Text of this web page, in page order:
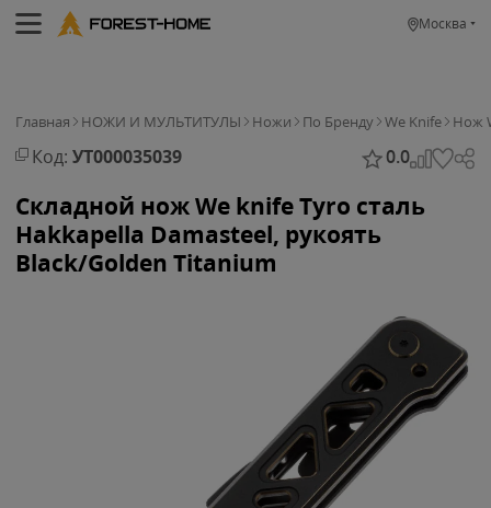
Москва
Главная НОЖИ И МУЛЬТИТУЛЫ Ножи По Бренду We Knife Нож
Код: УТ000035039 0.0
Складной нож We knife Tyro сталь
Hakkapella Damasteel, рукоять
Black/Golden Titanium